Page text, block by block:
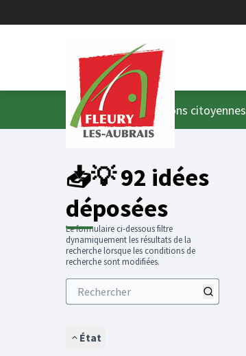
AccueilMenu principal
/ Consultations citoyennes
📥💡 92 idées
déposées
Le formulaire ci-dessous filtre
dynamiquement les résultats de la
recherche lorsque les conditions de
recherche sont modifiées.
État